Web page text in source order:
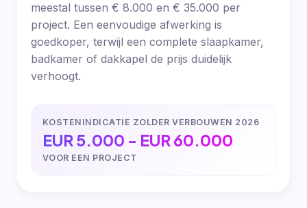
meestal tussen € 8.000 en € 35.000 per
project. Een eenvoudige afwerking is
goedkoper, terwijl een complete slaapkamer,
badkamer of dakkapel de prijs duidelijk
verhoogt.
KOSTENINDICATIE ZOLDER VERBOUWEN 2026
EUR 5.000 - EUR 60.000
VOOR EEN PROJECT